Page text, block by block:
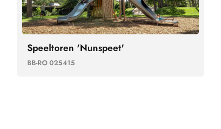
Speeltoren 'Nunspeet'
BB-RO 025415